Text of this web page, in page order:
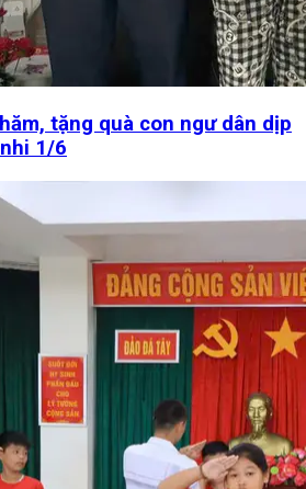
tặng quà con ngư dân dịp
1/6